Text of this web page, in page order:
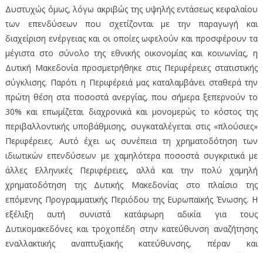
Δυστυχώς όμως, λόγω ακριβώς της υψηλής εντάσεως κεφαλαίου
των επενδύσεων που σχετίζονται με την παραγωγή και
διαχείριση ενέργειας και οι οποίες ωφελούν και προσφέρουν τα
μέγιστα στο σύνολο της εθνικής οικονομίας και κοινωνίας, η
Δυτική Μακεδονία προσμετρήθηκε στις Περιφέρειες στατιστικής
σύγκλισης. Παρότι η Περιφέρειά μας καταλαμβάνει σταθερά την
πρώτη θέση στα ποσοστά ανεργίας, που σήμερα ξεπερνούν το
30% και επωμίζεται διαχρονικά και μονομερώς το κόστος της
περιβαλλοντικής υποβάθμισης, συγκαταλέγεται στις «πλούσιες»
Περιφέρειες. Αυτό έχει ως συνέπεια τη χρηματοδότηση των
ιδιωτικών επενδύσεων με χαμηλότερα ποσοστά συγκριτικά με
άλλες Ελληνικές Περιφέρειες, αλλά και την πολύ χαμηλή
χρηματοδότηση της Δυτικής Μακεδονίας στο πλαίσιο της
επόμενης Προγραμματικής Περιόδου της Ευρωπαϊκής Ένωσης. Η
εξέλιξη αυτή συνιστά κατάφωρη αδικία για τους
Δυτικομακεδόνες και τροχοπέδη στην κατεύθυνση αναζήτησης
εναλλακτικής αναπτυξιακής κατεύθυνσης, πέραν και